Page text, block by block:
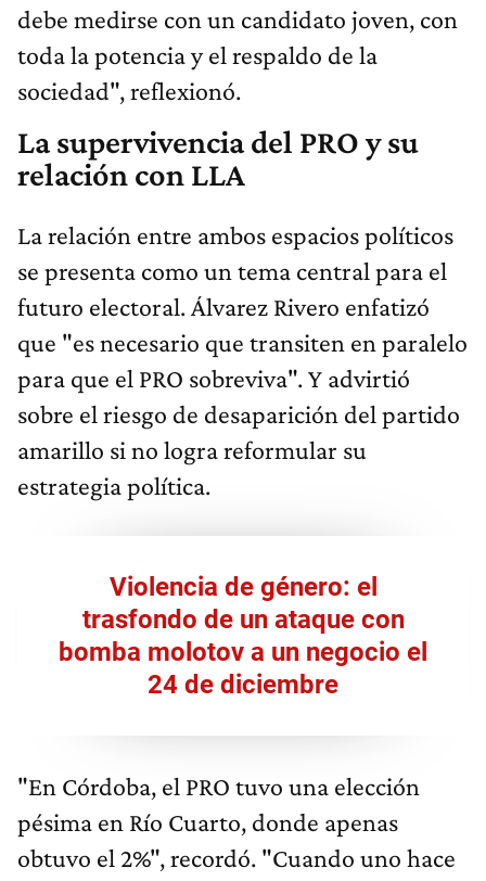
debe medirse con un candidato joven, con
toda la potencia y el respaldo de la
sociedad", reflexionó.
La supervivencia del PRO y su
relación con LLA
La relación entre ambos espacios políticos
se presenta como un tema central para el
futuro electoral. Álvarez Rivero enfatizó
que "es necesario que transiten en paralelo
para que el PRO sobreviva". Y advirtió
sobre el riesgo de desaparición del partido
amarillo si no logra reformular su
estrategia política.
Violencia de género: el
trasfondo de un ataque con
bomba molotov a un negocio el
24 de diciembre
"En Córdoba, el PRO tuvo una elección
pésima en Río Cuarto, donde apenas
obtuvo el 2%", recordó. "Cuando uno hace